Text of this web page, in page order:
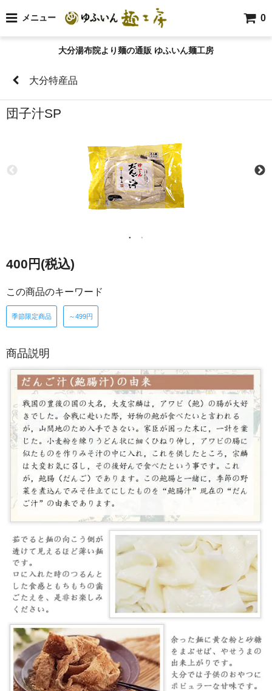
メニュー 0
大分湯布院より麺の通販 ゆふいん麺工房
大分特産品
団子汁SP
400円(税込)
この商品のキーワード
季節限定商品 ～499円
商品説明